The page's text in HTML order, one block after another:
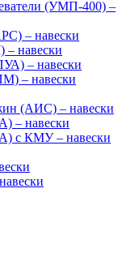
(УМП-400) –
– навески
навески
– навески
– навески
(АИС) – навески
– навески
с КМУ – навески